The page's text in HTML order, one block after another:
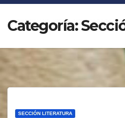
Categoría:
SECCIÓN LITERATURA